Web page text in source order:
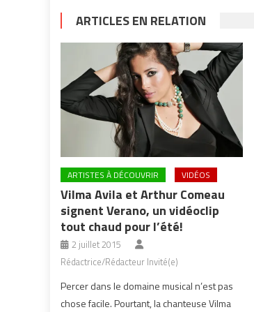
ARTICLES EN RELATION
ARTISTES À DÉCOUVRIR VIDÉOS
Vilma Avila et Arthur Comeau
signent Verano, un vidéoclip
tout chaud pour l’été!
2 juillet 2015
Rédactrice/Rédacteur Invité(e)
Percer dans le domaine musical n’est pas
chose facile. Pourtant, la chanteuse Vilma